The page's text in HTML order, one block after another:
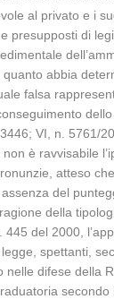
al privato e i
presupposti di
abbia
falsa
VI, n. 5761/
è ravvisabile
atteso
del
della
445 del 2000,
spettanti,
nelle difese della
secondo